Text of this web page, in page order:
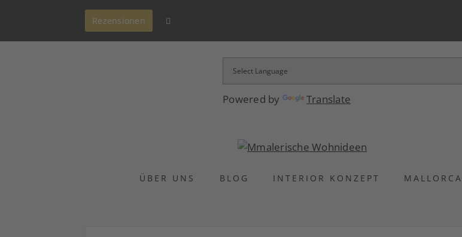
Powered by Translate
Rezensionen
ÜBER UNS BLOG INTERIOR KONZEPT MALLORCA